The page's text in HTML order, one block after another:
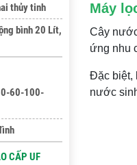
Máy
Cây
ứng nhu
Đặc biệt,
nước
thủy tinh
bình 20 Lít,
60-100-
CẤP UF